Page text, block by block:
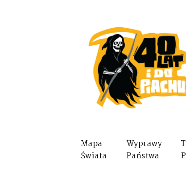
Mapa
Świata
Wyprawy
Państwa